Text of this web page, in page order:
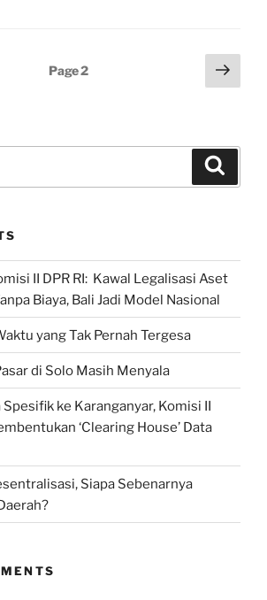
SayangPage2
Next
page
II DPR RI: Kawal Legalisasi Aset
Biaya, Bali Jadi Model Nasional
yang Tak Pernah Tergesa
di Solo Masih Menyala
ke Karanganyar, Komisi II
‘Clearing House’ Data
Siapa Sebenarnya